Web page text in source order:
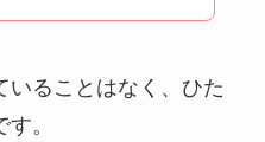
いることはなく、ひた
。